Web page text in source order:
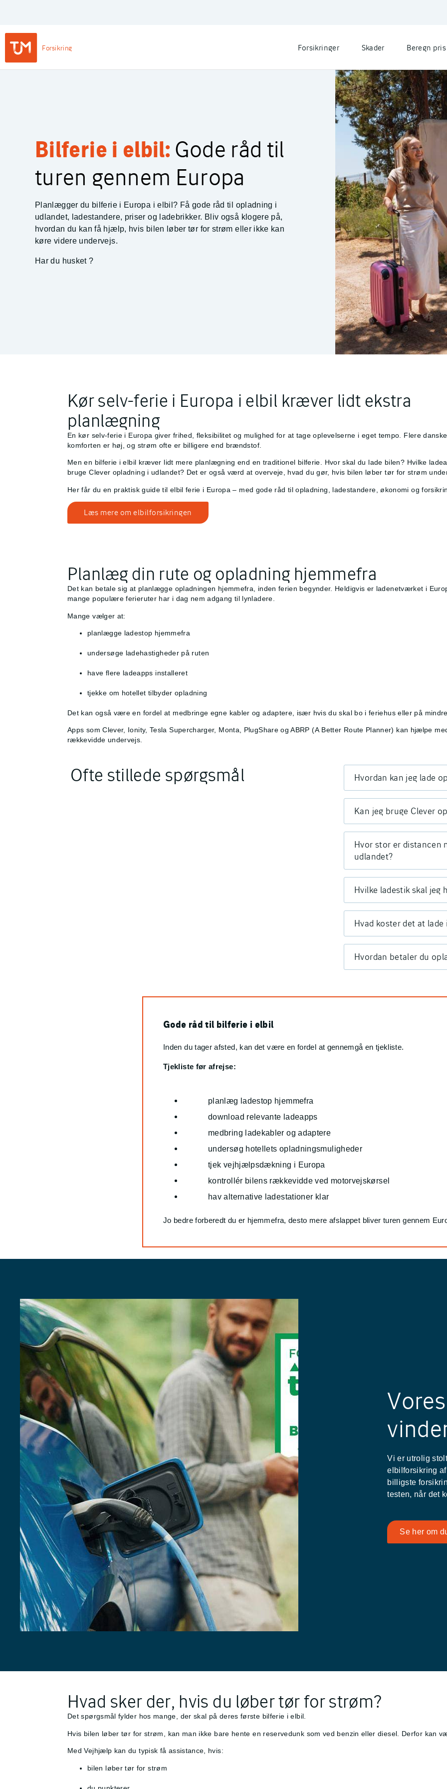
Login
Forsikring
TJM Forsikring – Gå til forside
Forsikringer Skader Beregn pris
Bilferie i elbil: Gode råd til
turen gennem Europa
Planlægger du bilferie i Europa i elbil? Få gode råd til opladning i
udlandet, ladestandere, priser og ladebrikker. Bliv også klogere på,
hvordan du kan få hjælp, hvis bilen løber tør for strøm eller ikke kan
køre videre undervejs.
Har du husket?
Kør selv-ferie i Europa i elbil kræver lidt ekstra
planlægning
En kør selv-ferie i Europa giver frihed, fleksibilitet og mulighed for at tage oplevelserne i eget tempo. Flere
komforten er høj, og strøm ofte er billigere end brændstof.
Men en bilferie i elbil kræver lidt mere planlægning end en traditionel bilferie. Hvor skal du lade bilen? Hvilke
bruge Clever opladning i udlandet? Det er også værd at overveje, hvad du gør, hvis bilen løber tør for strøm
Her får du en praktisk guide til elbil ferie i Europa – med gode råd til opladning, ladestandere, økonomi og
Læs mere om elbilforsikringen
Planlæg din rute og opladning hjemmefra
Det kan betale sig at planlægge opladningen hjemmefra, inden ferien begynder. Heldigvis er ladenetværket i
mange populære ferieruter har i dag nem adgang til lynladere.
Mange vælger at:
planlægge ladestop hjemmefra
undersøge ladehastigheder på ruten
have flere ladeapps installeret
tjekke om hotellet tilbyder opladning
Det kan også være en fordel at medbringe egne kabler og adaptere, især hvis du skal bo i feriehus eller på
Apps som Clever, Ionity, Tesla Supercharger, Monta, PlugShare og ABRP (A Better Route Planner) kan hjælpe
rækkevidde undervejs.
Ofte stillede spørgsmål Hvordan kan jeg lade
Kan jeg bruge Clever
Hvor stor er distancen
udlandet?
Hvilke ladestik skal jeg
Hvad koster det at lade
Hvordan betaler du
Gode råd til bilferie i elbil
Inden du tager afsted, kan det være en fordel at gennemgå en tjekliste.
Tjekliste før afrejse:
planlæg ladestop hjemmefra
download relevante ladeapps
medbring ladekabler og adaptere
undersøg hotellets opladningsmuligheder
tjek vejhjælpsdækning i Europa
kontrollér bilens rækkevidde ved motorvejskørsel
hav alternative ladestationer klar
Jo bedre forberedt du er hjemmefra, desto mere afslappet bliver turen gennem
Vi er utrolig
elbilforsikring
billigste
testen, når det
Se her om
Hvad sker der, hvis du løber tør for strøm?
Det spørgsmål fylder hos mange, der skal på deres første bilferie i elbil.
Hvis bilen løber tør for strøm, kan man ikke bare hente en reservedunk som ved benzin eller diesel. Derfor kan
Med Vejhjælp kan du typisk få assistance, hvis:
bilen løber tør for strøm